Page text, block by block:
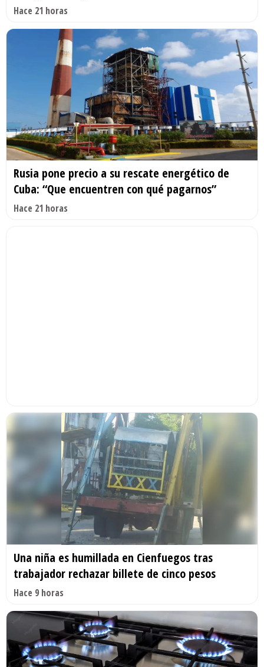
Hace 21 horas
Rusia pone precio a su rescate energético de
Cuba: “Que encuentren con qué pagarnos”
Hace 21 horas
Una niña es humillada en Cienfuegos tras
trabajador rechazar billete de cinco pesos
Hace 9 horas